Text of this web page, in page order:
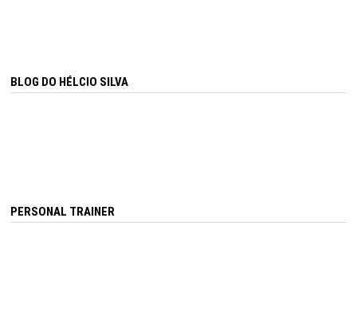
BLOG DO HÉLCIO SILVA
PERSONAL TRAINER